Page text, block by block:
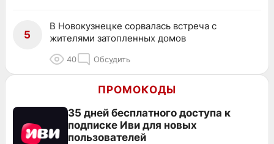
5
В Новокузнецке сорвалась встреча с
жителями затопленных домов
40 Обсудить
ПРОМОКОДЫ
35 дней бесплатного доступа к
подписке Иви для новых
пользователей